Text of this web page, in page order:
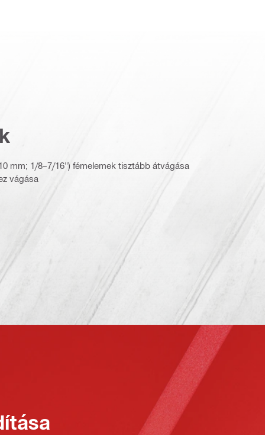
mm; 1/8–7/16") fémelemek tisztább átvágása
vágása